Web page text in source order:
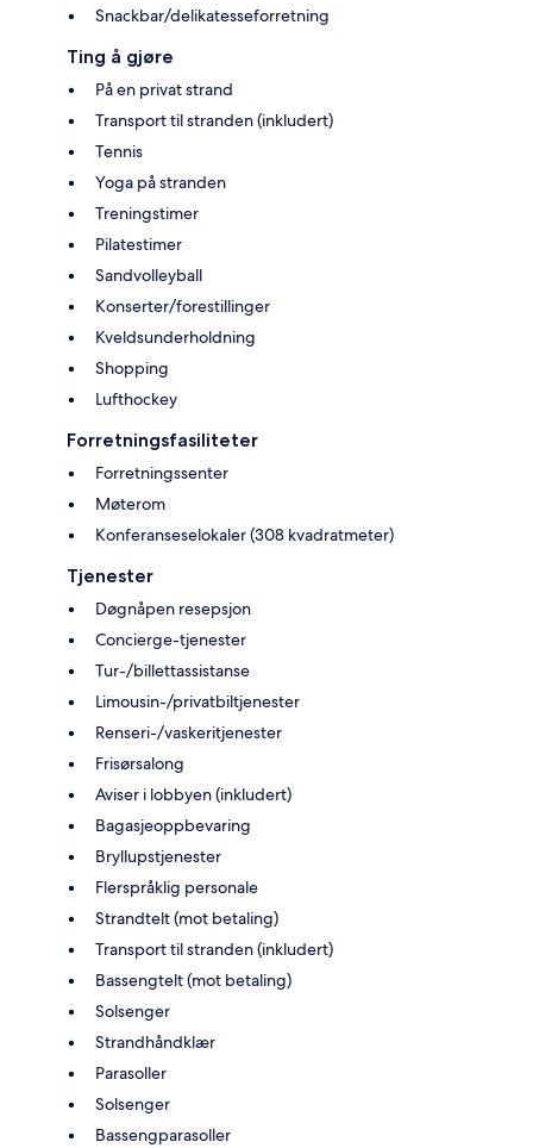
Snackbar/delikatesseforretning
Ting å gjøre
På en privat strand
Transport til stranden (inkludert)
Tennis
Yoga på stranden
Treningstimer
Pilatestimer
Sandvolleyball
Konserter/forestillinger
Kveldsunderholdning
Shopping
Lufthockey
Forretningsfasiliteter
Forretningssenter
Møterom
Konferanseselokaler (308 kvadratmeter)
Tjenester
Døgnåpen resepsjon
Concierge-tjenester
Tur-/billettassistanse
Limousin-/privatbiltjenester
Renseri-/vaskeritjenester
Frisørsalong
Aviser i lobbyen (inkludert)
Bagasjeoppbevaring
Bryllupstjenester
Flerspråklig personale
Strandtelt (mot betaling)
Transport til stranden (inkludert)
Bassengtelt (mot betaling)
Solsenger
Strandhåndklær
Parasoller
Solsenger
Bassengparasoller